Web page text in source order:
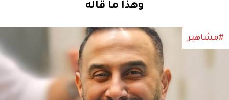
وهذا ما قاله
#مشاهير